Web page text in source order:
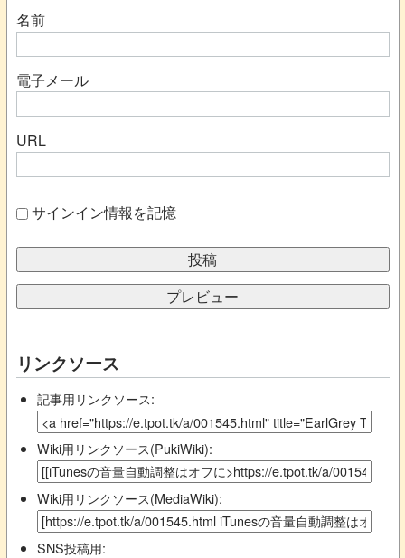
名前
電子メール
URL
サインイン情報を記憶
リンクソース
記事用リンクソース:
Wiki用リンクソース(PukiWiki):
Wiki用リンクソース(MediaWiki):
SNS投稿用: